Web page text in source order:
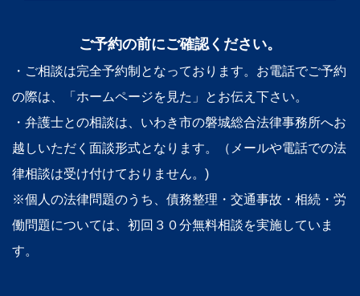
ご予約の前にご確認ください。
・ご相談は完全予約制となっております。お電話でご予約
の際は、「ホームページを見た」とお伝え下さい。
・弁護士との相談は、いわき市の磐城総合法律事務所へお
越しいただく面談形式となります。（メールや電話での法
律相談は受け付けておりません。)
※個人の法律問題のうち、債務整理・交通事故・相続・労
働問題については、初回３０分無料相談を実施していま
す。